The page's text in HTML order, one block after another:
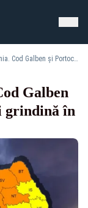
Furtunile lovesc România. Cod Galben și Portocaliu de ploi, vijeli și grindină în mare parte din țară
Galben
grindină în